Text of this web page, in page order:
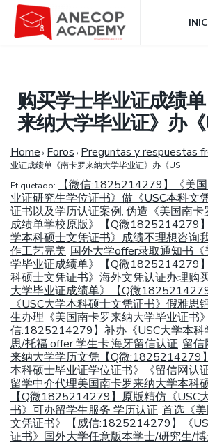
购买学士毕业证成绩
来纳大学毕业证》办
Home › Foros › Preguntas y respuestas
业证成绩单《南卡罗来纳大学毕业证》办《US
Etiquetado:
【微信:1825214279】《美
业证研究生学位证书》做《USC本科文
证书以及学历认证案例, 伪造《美国南
成绩单学校原版》【Q微1825214279
学本科硕士文凭证书》成绩不理想咨询
作工艺完美, 国外大学offer录取通知书
学毕业证成绩单》【Q微1825214279
科硕士文凭证书》海外文凭认证办理购
大学毕业证成绩单》【Q微
《USC大学本科硕士文凭证书》假雅思
生办理《美国南卡罗来纳大学毕业证书
信:1825214279】补办《USC大学本科
思/托福 offer 学生卡.海牙留信认证, 留信
来纳大学学历文凭【Q微:1825214279
本科硕士毕业证学位证书》《留信网认
留学中介代理美国南卡罗来纳大学本科
【Q微1825214279】原版精仿《USC
书》可办留学生服务 学历认证, 首选《
文凭证书》【威信:1825214279】《
证书》国外大学任意版本学士/研究生/